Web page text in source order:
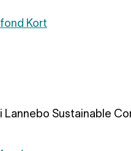
Kort
Sustainable